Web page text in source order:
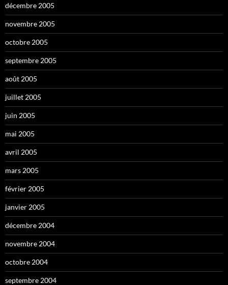
décembre 2005
novembre 2005
octobre 2005
septembre 2005
août 2005
juillet 2005
juin 2005
mai 2005
avril 2005
mars 2005
février 2005
janvier 2005
décembre 2004
novembre 2004
octobre 2004
septembre 2004